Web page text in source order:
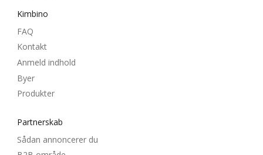
Kimbino
FAQ
Kontakt
Anmeld indhold
Byer
Produkter
Partnerskab
Sådan annoncerer du